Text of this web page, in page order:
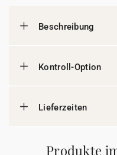
Beschreibung
Kontroll-Option
Lieferzeiten
Produkte